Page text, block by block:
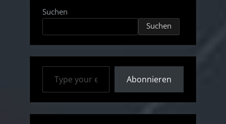
Suchen
Suchen
Type your email…
Abonnieren